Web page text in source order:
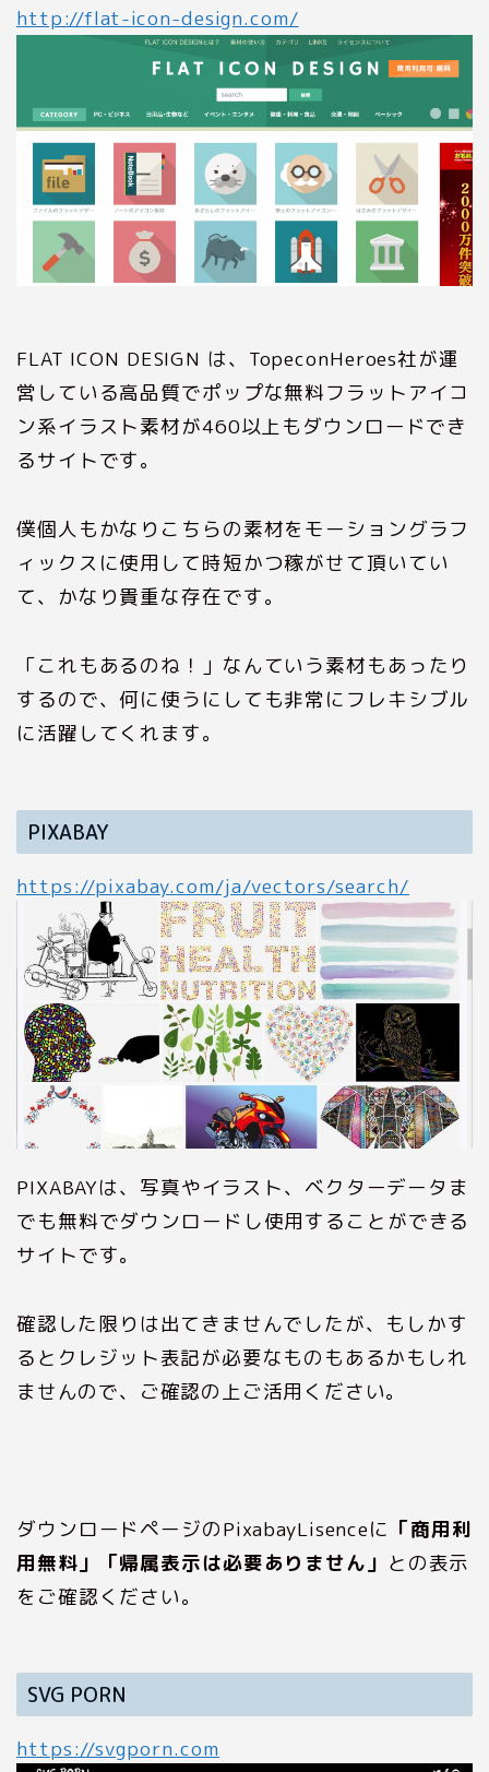
http://flat-icon-design.com/
FLAT ICON DESIGN は、TopeconHeroes社が運
営している高品質でポップな無料フラットアイコ
ン系イラスト素材が460以上もダウンロードでき
るサイトです。
僕個人もかなりこちらの素材をモーショングラフ
ィックスに使用して時短かつ稼がせて頂いてい
て、かなり貴重な存在です。
「これもあるのね！」なんていう素材もあったり
するので、何に使うにしても非常にフレキシブル
に活躍してくれます。
PIXABAY
https://pixabay.com/ja/vectors/search/
PIXABAYは、写真やイラスト、ベクターデータま
でも無料でダウンロードし使用することができる
サイトです。
確認した限りは出てきませんでしたが、もしかす
るとクレジット表記が必要なものもあるかもしれ
ませんので、ご確認の上ご活用ください。
ダウンロードページのPixabayLisenceに 「商用利
用無料」「帰属表示は必要ありません」 との表示
をご確認ください。
SVG PORN
https://svgporn.com